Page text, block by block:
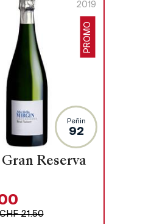
2019
PROMO
Peñin
92
Reserva
21.50